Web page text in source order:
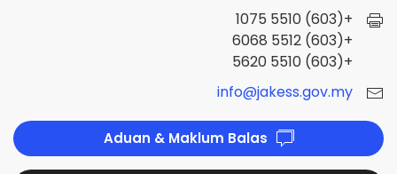
+(603) 5510 1075
+(603) 5512 6068
+(603) 5510 5620
info@jakess.gov.my
Aduan & Maklum Balas